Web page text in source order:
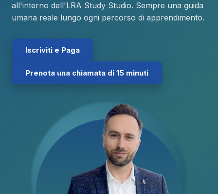
all'interno dell'LRA Study Studio. Sempre una guida
umana reale lungo ogni percorso di apprendimento.
Iscriviti e Paga
Prenota una chiamata di 15 minuti